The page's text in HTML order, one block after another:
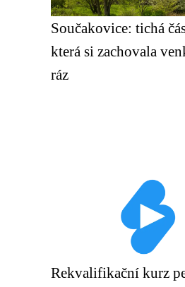
Součakovice: tichá
která si zachovala
ráz
Rekvalifikační kurz